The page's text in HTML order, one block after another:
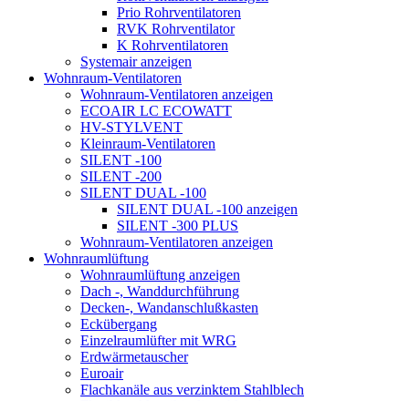
Prio Rohrventilatoren
RVK Rohrventilator
K Rohrventilatoren
Systemair anzeigen
Wohnraum-Ventilatoren
Wohnraum-Ventilatoren anzeigen
ECOAIR LC ECOWATT
HV-STYLVENT
Kleinraum-Ventilatoren
SILENT -100
SILENT -200
SILENT DUAL -100
SILENT DUAL -100 anzeigen
SILENT -300 PLUS
Wohnraum-Ventilatoren anzeigen
Wohnraumlüftung
Wohnraumlüftung anzeigen
Dach -, Wanddurchführung
Decken-, Wandanschlußkasten
Eckübergang
Einzelraumlüfter mit WRG
Erdwärmetauscher
Euroair
Flachkanäle aus verzinktem Stahlblech